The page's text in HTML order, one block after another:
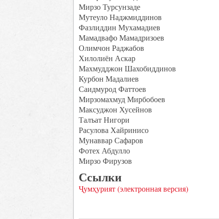
Мирзо Турсунзаде
Мутеуло Наджмиддинов
Фазлиддин Мухамадиев
Мамадвафо Мамадризоев
Олимчон Раджабов
Хилолиён Аскар
Махмудджон Шахобиддинов
Курбон Мадалиев
Саидмурод Фаттоев
Мирзомахмуд Мирбобоев
Максуджон Хусейнов
Талъат Нигори
Расулова Хайринисо
Мунаввар Сафаров
Фотех Абдулло
Мирзо Фирузов
Ссылки
Ҷумҳурият (электронная версия)